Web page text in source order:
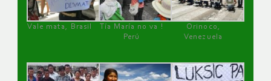
Vale mata, Brasil
Tía María no va !
Perú
Orinoco,
Venezuela